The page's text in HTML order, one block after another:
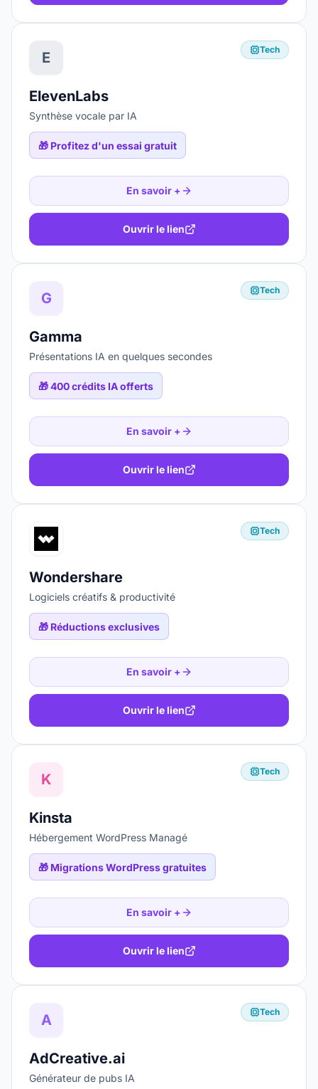
E Tech
ElevenLabs
Synthèse vocale par IA
🎁 Profitez d'un essai gratuit
En savoir +
Ouvrir le lien
G Tech
Gamma
Présentations IA en quelques secondes
🎁400 crédits IA offerts
En savoir +
Ouvrir le lien
Tech
Wondershare
Logiciels créatifs & productivité
🎁 Réductions exclusives
En savoir +
Ouvrir le lien
K Tech
Kinsta
Hébergement WordPress Managé
🎁 Migrations WordPress gratuites
En savoir +
Ouvrir le lien
A Tech
AdCreative.ai
Générateur de pubs IA